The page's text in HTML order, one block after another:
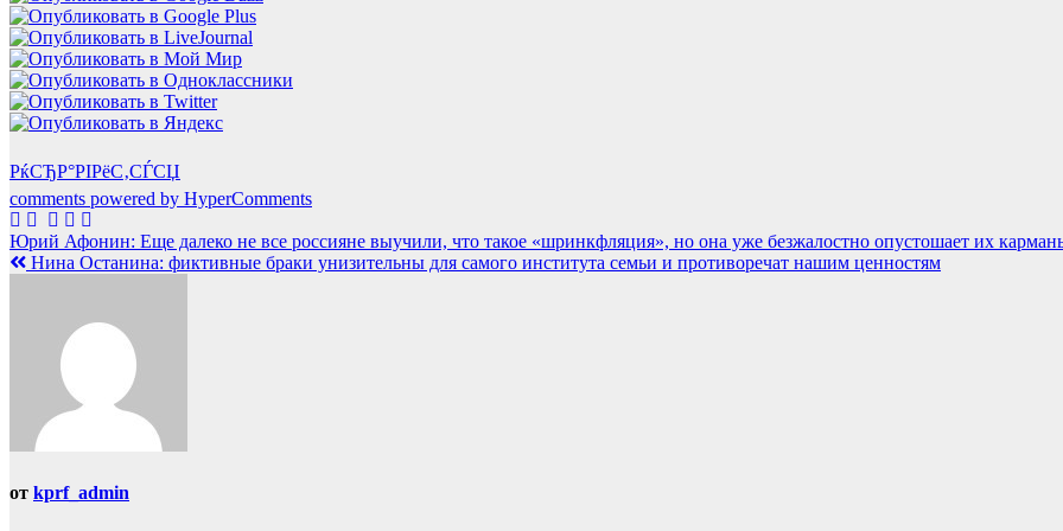
РќСЂР°РІРёС‚СЃСЏ
comments powered by HyperComments
Навигация
по
Юрий Афонин: Еще далеко не все россияне выучили, что такое «шринкфляция», но она уже безжалостно опустошает их
Нина Останина: фиктивные браки унизительны для самого института семьи и противоречат нашим ценностям
от kprf_admin